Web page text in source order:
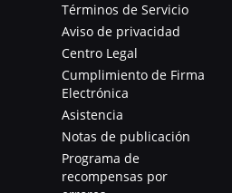
Términos de Servicio
Aviso de privacidad
Centro Legal
Cumplimiento de Firma
Electrónica
Asistencia
Notas de publicación
Programa de
recompensas por